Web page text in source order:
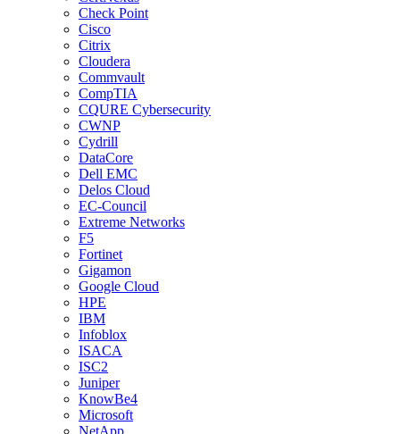
Check Point
Cisco
Citrix
Cloudera
Commvault
CompTIA
CQURE Cybersecurity
CWNP
Cydrill
DataCore
Dell EMC
Delos Cloud
EC-Council
Extreme Networks
F5
Fortinet
Gigamon
Google Cloud
HPE
IBM
Infoblox
ISACA
ISC2
Juniper
KnowBe4
Microsoft
NetApp